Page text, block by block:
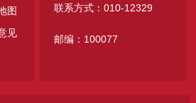
图
见
联系方式：010-12329
邮编：100077